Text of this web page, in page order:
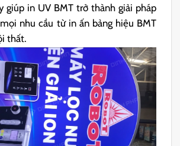
giúp in UV BMT trở thành giải pháp
nhu cầu từ in ấn bảng hiệu BMT
thất.